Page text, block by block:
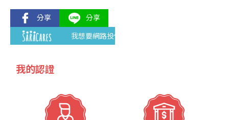
我想要網路投保
我的認證